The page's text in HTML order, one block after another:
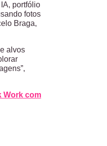
portfólio
fotos
Braga,
alvos
Work com